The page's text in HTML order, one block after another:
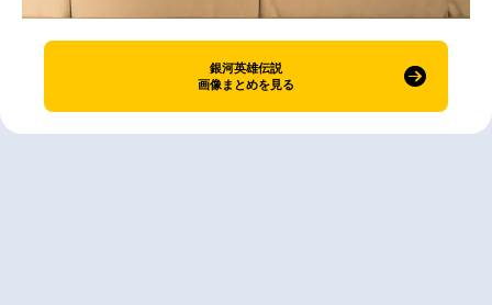
銀河英雄伝説
画像まとめを見る